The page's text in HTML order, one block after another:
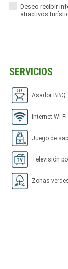
Deseo recibir
atractivos
SERVICIOS
Asador BBQ
Internet Wi Fi
Juego de
Televisión
Zonas